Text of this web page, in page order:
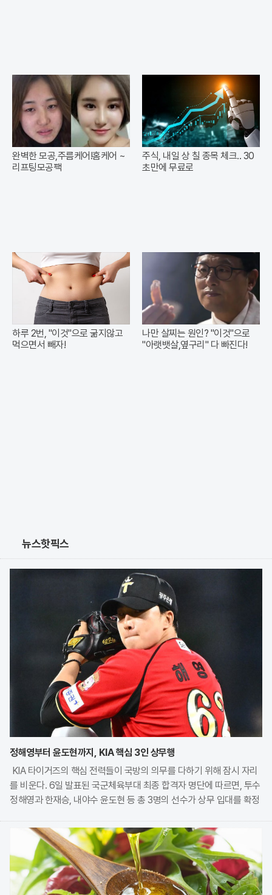
완벽한 모공,주름케어!홈케어 ~
리프팅모공팩
주식, 내일 상 칠 종목 체크.. 30
초만에 무료로
하루 2번, "이것"으로 굶지않고
먹으면서 빼자!
나만 살찌는 원인? "이것"으로
"아랫뱃살,옆구리" 다 빠진다!
뉴스핫픽스
정해영부터 윤도현까지, KIA 핵심 3인 상무행
KIA 타이거즈의 핵심 전력들이 국방의 의무를 다하기 위해 잠시 자리
를 비운다. 6일 발표된 국군체육부대 최종 합격자 명단에 따르면, 투수
정해영과 한재승, 내야수 윤도현 등 총 3명의 선수가 상무 입대를 확정
을 보였으나, 최종적으로 구단과